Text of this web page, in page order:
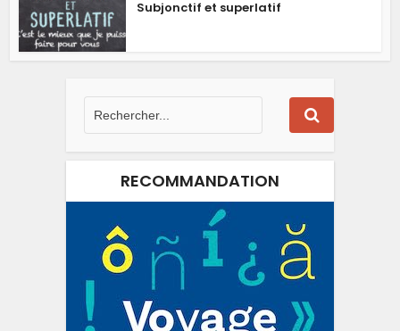
Subjonctif et superlatif
RECOMMANDATION